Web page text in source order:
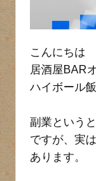
こんにちは
居酒屋BAR
ハイボール
副業という
ですが、実
あります。